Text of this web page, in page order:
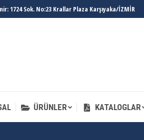
1724 Sok. No:23 Krallar Plaza Karşıyaka/İZMİR
ÜRÜNLER KATALOGLAR
ÜRÜNLER KATALOGLAR